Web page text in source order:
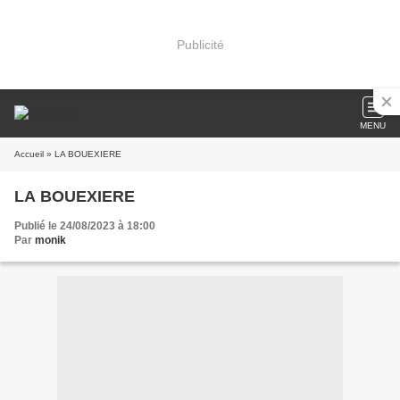
Publicité
MENU
Accueil » LA BOUEXIERE
LA BOUEXIERE
Publié le 24/08/2023 à 18:00
Par monik